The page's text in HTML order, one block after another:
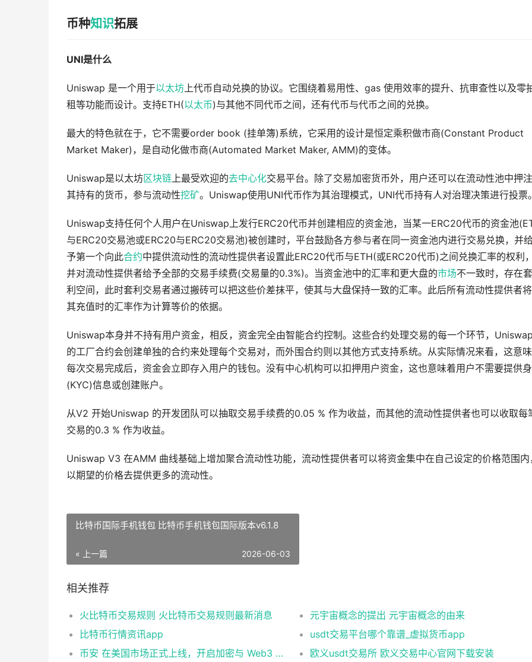
币种知识拓展
UNI是什么
Uniswap 是一个用于以太坊上代币自动兑换的协议。它围绕着易用性、gas 使用效率的提升、抗审查性以及零
租等功能而设计。支持ETH(以太币)与其他不同代币之间，还有代币与代币之间的兑换。
最大的特色就在于，它不需要order book (挂单簿)系统，它采用的设计是恒定乘积做市商(Constant Product
Market Maker)，是自动化做市商(Automated Market Maker, AMM)的变体。
Uniswap是以太坊区块链上最受欢迎的去中心化交易平台。除了交易加密货币外，用户还可以在流动性池中押注
其持有的货币，参与流动性挖矿。Uniswap使用UNI代币作为其治理模式，UNI代币持有人对治理决策进行投票
Uniswap支持任何个人用户在Uniswap上发行ERC20代币并创建相应的资金池，当某一ERC20代币的资金池
与ERC20交易池或ERC20与ERC20交易池)被创建时，平台鼓励各方参与者在同一资金池内进行交易兑换，并
予第一个向此合约中提供流动性的流动性提供者设置此ERC20代币与ETH(或ERC20代币)之间兑换汇率的权利
并对流动性提供者给予全部的交易手续费(交易量的0.3%)。当资金池中的汇率和更大盘的市场不一致时，存在套
利空间，此时套利交易者通过搬砖可以把这些价差抹平，使其与大盘保持一致的汇率。此后所有流动性提供者
其充值时的汇率作为计算等价的依据。
Uniswap本身并不持有用户资金，相反，资金完全由智能合约控制。这些合约处理交易的每一个环节，
的工厂合约会创建单独的合约来处理每个交易对，而外围合约则以其他方式支持系统。从实际情况来看，这意
每次交易完成后，资金会立即存入用户的钱包。没有中心机构可以扣押用户资金，这也意味着用户不需要提供
(KYC)信息或创建账户。
从V2 开始Uniswap 的开发团队可以抽取交易手续费的0.05 % 作为收益，而其他的流动性提供者也可以收取每
交易的0.3 % 作为收益。
Uniswap V3 在AMM 曲线基础上增加聚合流动性功能，流动性提供者可以将资金集中在自己设定的价格范围内
以期望的价格去提供更多的流动性。
比特币国际手机钱包 比特币手机钱包国际版本v6.1.8
« 上一篇 2026-06-03
相关推荐
火比特币交易规则 火比特币交易规则最新消息
元宇宙概念的提出 元宇宙概念的由来
比特币行情资讯app
usdt交易平台哪个靠谱_虚拟货币app
币安 在美国市场正式上线，开启加密与 Web3 创新的全新时代！
欧义usdt交易所 欧义交易中心官网下载安装